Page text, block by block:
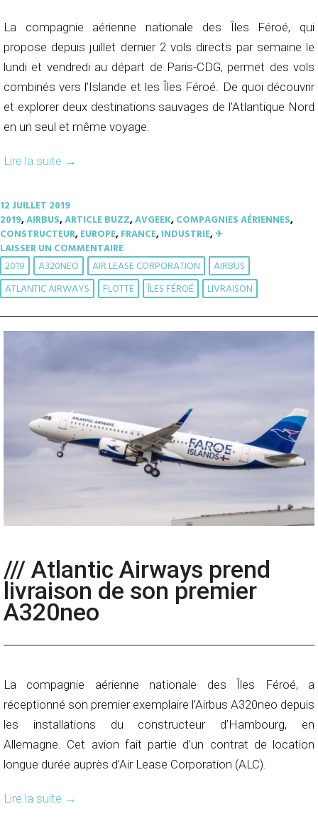
La compagnie aérienne nationale des Îles Féroé, qui
propose depuis juillet dernier 2 vols directs par semaine le
lundi et vendredi au départ de Paris-CDG, permet des vols
combinés vers l’Islande et les Îles Féroé. De quoi découvrir
et explorer deux destinations sauvages de l’Atlantique Nord
en un seul et même voyage.
Lire la suite →
12 JUILLET 2019
2019,AIRBUS,ARTICLE BUZZ,AVGEEK,COMPAGNIES AÉRIENNES,
CONSTRUCTEUR,EUROPE,FRANCE,INDUSTRIE,✈︎
LAISSER UN COMMENTAIRE
2019 A320NEO AIR LEASE CORPORATION
AIRBUS
ATLANTIC AIRWAYS
FLOTTE ÎLES FÉROÉ LIVRAISON
/// Atlantic Airways prend
livraison de son premier
A320neo
La compagnie aérienne nationale des Îles Féroé, a
réceptionné son premier exemplaire l’Airbus A320neo depuis
les installations du constructeur d’Hambourg, en
Allemagne. Cet avion fait partie d’un contrat de location
longue durée auprès d’Air Lease Corporation (ALC).
Lire la suite →